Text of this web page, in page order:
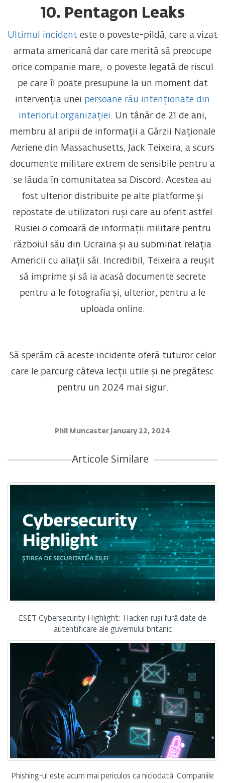
10. Pentagon Leaks
Ultimul incident este o poveste-pildă, care a vizat
armata americană dar care merită să preocupe
orice companie mare, o poveste legată de riscul
pe care îl poate presupune la un moment dat
intervenția unei persoane rău intenționate din
interiorul organizației. Un tânăr de 21 de ani,
membru al aripii de informații a Gărzii Naționale
Aeriene din Massachusetts, Jack Teixeira, a scurs
documente militare extrem de sensibile pentru a
se lăuda în comunitatea sa Discord. Acestea au
fost ulterior distribuite pe alte platforme și
repostate de utilizatori ruși care au oferit astfel
Rusiei o comoară de informații militare pentru
războiul său din Ucraina și au subminat relația
Americii cu aliații săi. Incredibil, Teixeira a reușit
să imprime și să ia acasă documente secrete
pentru a le fotografia și, ulterior, pentru a le
uploada online.
Să sperăm că aceste incidente oferă tuturor celor
care le parcurg câteva lecții utile și ne pregătesc
pentru un 2024 mai sigur.
Phil MuncasterJanuary 22, 2024
Articole Similare
ESET Cybersecurity Highlight: Hackeri ruși fură date de
autentificare ale guvernului britanic
Phishing-ul este acum mai periculos ca niciodată. Companiile